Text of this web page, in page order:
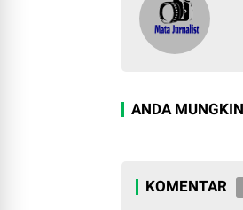
ANDA
KOMENTAR